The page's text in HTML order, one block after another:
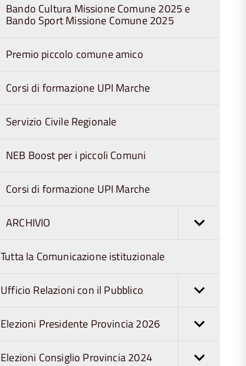
Bando Cultura Missione Comune 2025 e
Bando Sport Missione Comune 2025
Premio piccolo comune amico
Corsi di formazione UPI Marche
Servizio Civile Regionale
NEB Boost per i piccoli Comuni
Corsi di formazione UPI Marche
ARCHIVIO
Tutta la Comunicazione istituzionale
Ufficio Relazioni con il Pubblico
Elezioni Presidente Provincia 2026
Elezioni Consiglio Provincia 2024